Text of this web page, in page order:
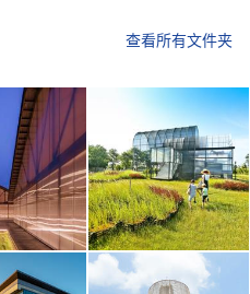
查看所有文件夹